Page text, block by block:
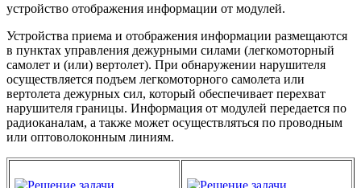
устройство отображения информации от модулей.
Устройства приема и отображения информации размещаются
в пунктах управления дежурными силами (легкомоторный
самолет и (или) вертолет). При обнаружении нарушителя
осуществляется подъем легкомоторного самолета или
вертолета дежурных сил, который обеспечивает перехват
нарушителя границы. Информация от модулей передается по
радиоканалам, а также может осуществляться по проводным
или оптоволоконным линиям.